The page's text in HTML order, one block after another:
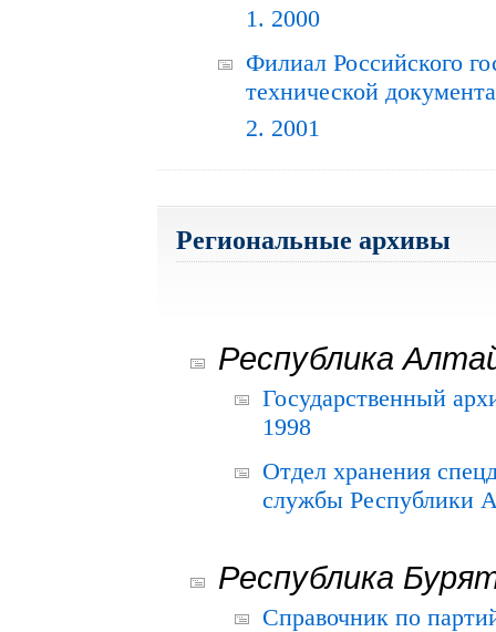
1. 2000
Филиал Российского
технической
2. 2001
Региональные архивы
Республика
Государственный
1998
Отдел хранения
службы Республики
Республика
Справочник по